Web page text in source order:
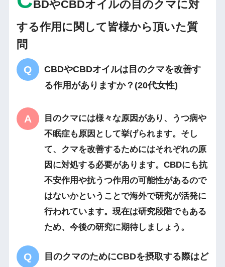
BDやCBDオイルの目のクマに対
する作用に関して皆様から頂いた質
問
CBDやCBDオイルは目のクマを改善す
る作用がありますか？(20代女性)
目のクマには様々な原因があり、うつ病や
不眠症も原因として挙げられます。そし
て、クマを改善するためにはそれぞれの原
因に対処する必要があります。CBDにも抗
不安作用や抗うつ作用の可能性があるので
はないかということで海外で研究が活発に
行われています。現在は研究段階でもある
ため、今後の研究に期待しましょう。
目のクマのためにCBDを摂取する際はど